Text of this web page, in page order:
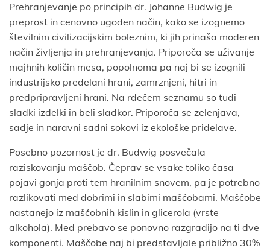
Prehranjevanje po principih dr. Johanne Budwig je
preprost in cenovno ugoden način, kako se izognemo
številnim civilizacijskim boleznim, ki jih prinaša moderen
način življenja in prehranjevanja. Priporoča se uživanje
majhnih količin mesa, popolnoma pa naj bi se izognili
industrijsko predelani hrani, zamrznjeni, hitri in
predpripravljeni hrani. Na rdečem seznamu so tudi
sladki izdelki in beli sladkor. Priporoča se zelenjava,
sadje in naravni sadni sokovi iz ekološke pridelave.
Posebno pozornost je dr. Budwig posvečala
raziskovanju maščob. Čeprav se vsake toliko časa
pojavi gonja proti tem hranilnim snovem, pa je potrebno
razlikovati med dobrimi in slabimi maščobami. Maščobe
nastanejo iz maščobnih kislin in glicerola (vrste
alkohola). Med prebavo se ponovno razgradijo na ti dve
komponenti. Maščobe naj bi predstavljale približno 30%